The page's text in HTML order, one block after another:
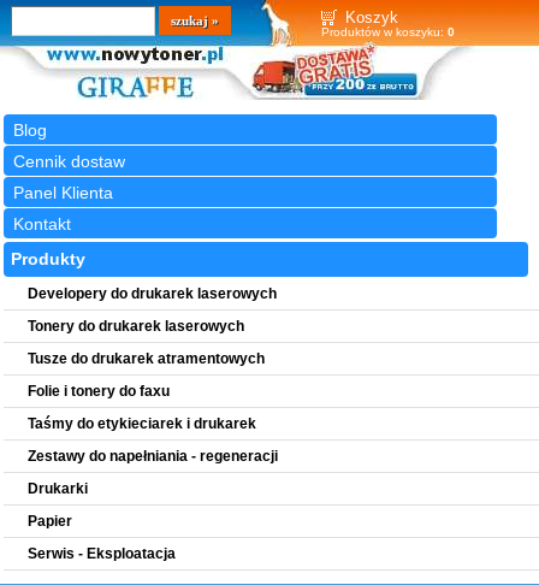
Koszyk
Produktów w koszyku: 0
Blog
Cennik dostaw
Panel Klienta
Kontakt
Wyszukiwarka
szukaj
Produkty
Developery do drukarek laserowych
Tonery do drukarek laserowych
Tusze do drukarek atramentowych
Folie i tonery do faxu
Taśmy do etykieciarek i drukarek
Zestawy do napełniania - regeneracji
Drukarki
Papier
Serwis - Eksploatacja